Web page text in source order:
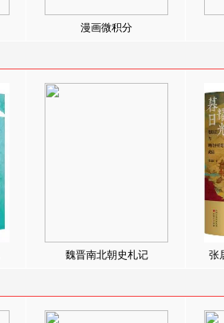
漫画微积分
魏晋南北朝史札记 张